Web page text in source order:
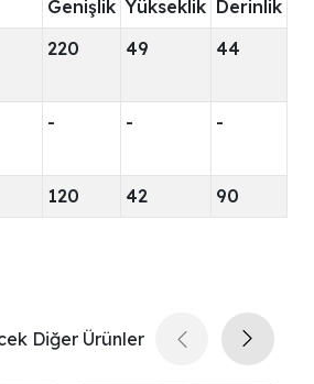
Genişlik Yükseklik Derinlik
220 49 44
- - -
120 42 90
Diğer Ürünler